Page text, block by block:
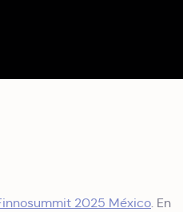
2025 México. En